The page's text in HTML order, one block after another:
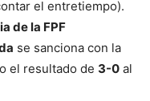
el entretiempo).
de la FPF
se sanciona con la
el resultado de 3-0 al